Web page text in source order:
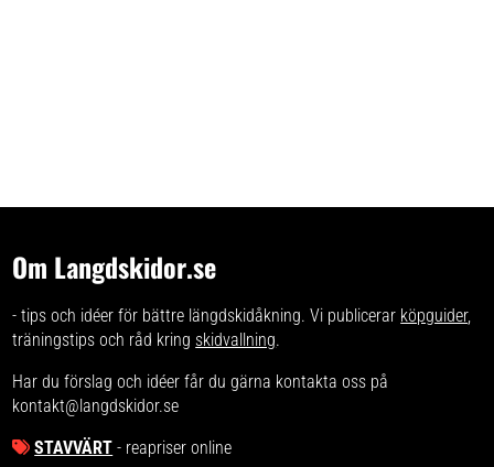
Om Langdskidor.se
- tips och idéer för bättre längdskidåkning. Vi publicerar köpguider,
träningstips och råd kring skidvallning.
Har du förslag och idéer får du gärna kontakta oss på
kontakt@langdskidor.se
STAVVÄRT - reapriser online